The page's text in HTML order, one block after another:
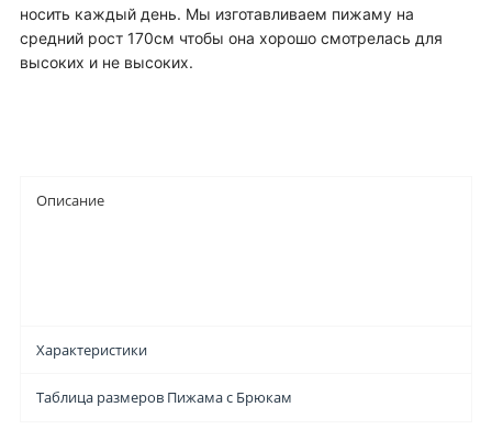
носить каждый день. Мы изготавливаем пижаму на
средний рост 170см чтобы она хорошо смотрелась для
высоких и не высоких.
Описание
Характеристики
Таблица размеров Пижама с Брюкам